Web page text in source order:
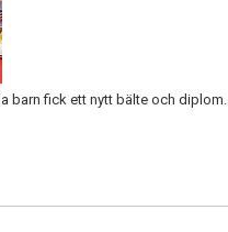
barn fick ett nytt bälte och diplom.